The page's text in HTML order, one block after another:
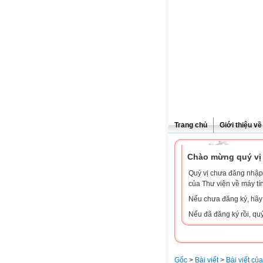
Trang chủ Giới thiệu
Chào mừng quý vị
Quý vị chưa đăng
của Thư viện về máy
Nếu chưa đăng ký,
Nếu đã đăng ký rồi,
Gốc > Bài viết> Bài viết